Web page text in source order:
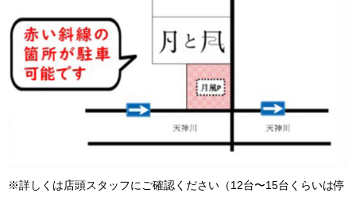
※詳しくは店頭スタッフにご確認ください（12台〜15台くらいは停